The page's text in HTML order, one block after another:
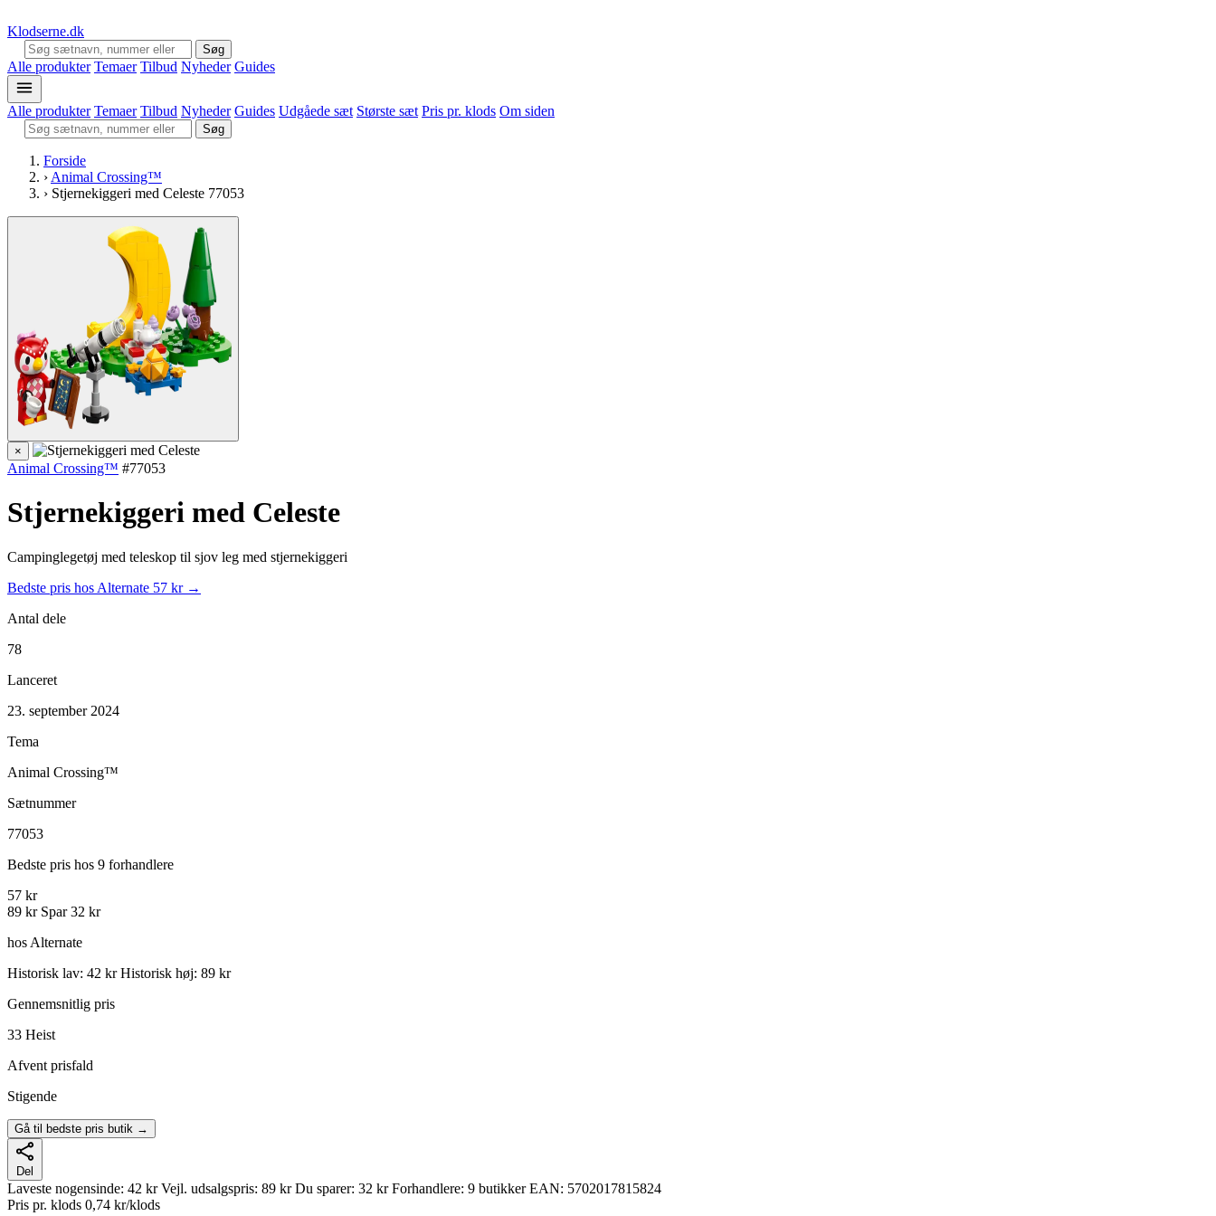
Klodserne.dk
Søg
Alle produkter Temaer Tilbud Nyheder Guides
Alle produkter Temaer Tilbud Nyheder Guides Udgåede sæt Største sæt Pris pr. klods Om siden
Søg
Forside
› Animal Crossing™
› Stjernekiggeri med Celeste 77053
×
Animal Crossing™ #77053
Stjernekiggeri med Celeste
Campinglegetøj med teleskop til sjov leg med stjernekiggeri
Bedste pris hos Alternate 57 kr →
Antal dele
78
Lanceret
23. september 2024
Tema
Animal Crossing™
Sætnummer
77053
Bedste pris hos 9 forhandlere
57 kr
89 kr Spar 32 kr
hos Alternate
Historisk lav: 42 kr Historisk høj: 89 kr
Gennemsnitlig pris
33 Heist
Afvent prisfald
Stigende
Gå til bedste pris butik →
Del
Laveste nogensinde: 42 kr Vejl. udsalgspris: 89 kr Du sparer: 32 kr Forhandlere: 9 butikker EAN: 5702017815824
Pris pr. klods 0,74 kr/klods